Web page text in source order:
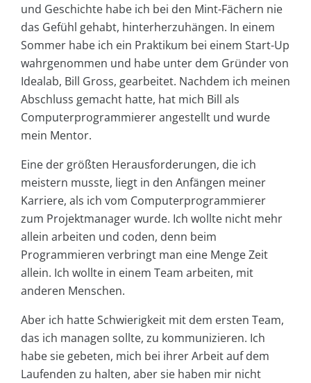
und Geschichte habe ich bei den Mint-Fächern nie
das Gefühl gehabt, hinterherzuhängen. In einem
Sommer habe ich ein Praktikum bei einem Start-Up
wahrgenommen und habe unter dem Gründer von
Idealab, Bill Gross, gearbeitet. Nachdem ich meinen
Abschluss gemacht hatte, hat mich Bill als
Computerprogrammierer angestellt und wurde
mein Mentor.
Eine der größten Herausforderungen, die ich
meistern musste, liegt in den Anfängen meiner
Karriere, als ich vom Computerprogrammierer
zum Projektmanager wurde. Ich wollte nicht mehr
allein arbeiten und coden, denn beim
Programmieren verbringt man eine Menge Zeit
allein. Ich wollte in einem Team arbeiten, mit
anderen Menschen.
Aber ich hatte Schwierigkeit mit dem ersten Team,
das ich managen sollte, zu kommunizieren. Ich
habe sie gebeten, mich bei ihrer Arbeit auf dem
Laufenden zu halten, aber sie haben mir nicht